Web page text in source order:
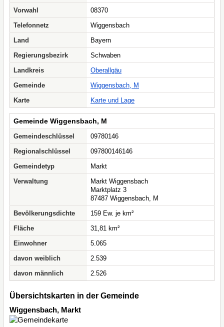
Vorwahl
08370
Telefonnetz
Wiggensbach
Land
Bayern
Regierungsbezirk
Schwaben
Landkreis
Oberallgäu
Gemeinde
Wiggensbach, M
Karte
Karte und Lage
Gemeinde Wiggensbach, M
Gemeindeschlüssel
09780146
Regionalschlüssel
097800146146
Gemeindetyp
Markt
Verwaltung
Markt Wiggensbach
Marktplatz 3
87487 Wiggensbach, M
Bevölkerungsdichte
159 Ew. je km²
Fläche
31,81 km²
Einwohner
5.065
davon weiblich
2.539
davon männlich
2.526
Übersichtskarten in der Gemeinde
Wiggensbach, Markt